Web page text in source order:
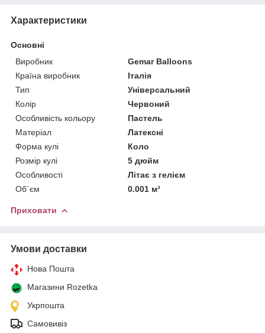
Характеристики
Основні
Виробник
Gemar Balloons
Країна виробник
Італія
Тип
Універсальний
Колір
Червоний
Особливість кольору
Пастель
Матеріал
Латексні
Форма кулі
Коло
Розмір кулі
5 дюйм
Особливості
Літає з гелієм
Об`єм
0.001 м³
Приховати
Умови доставки
Нова Пошта
Магазини Rozetka
Укрпошта
Самовивіз